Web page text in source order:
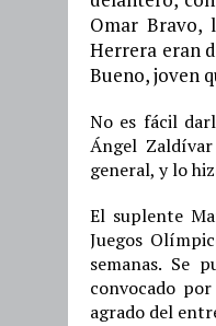
Omar Bravo,
Herrera eran
Bueno, joven
No es fácil
Ángel
general, y lo
El suplente
Juegos
semanas. Se
convocado
agrado del